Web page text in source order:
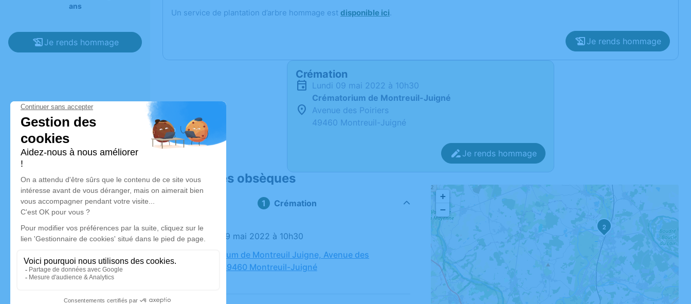
ans
Je rends hommage
Un service de plantation d’arbre hommage est disponible ici.
Je rends hommage
Crémation
lundi 09 mai 2022 à 10h30
Crématorium de Montreuil-Juigné
Avenue des Poiriers
49460 Montreuil-Juigné
Je rends hommage
Déroulé des obsèques
Crémation
Le lundi 09 mai 2022 à 10h30
Crématorium de Montreuil Juigne, Avenue des
Poiriers, 49460 Montreuil-Juigné
2
+
−